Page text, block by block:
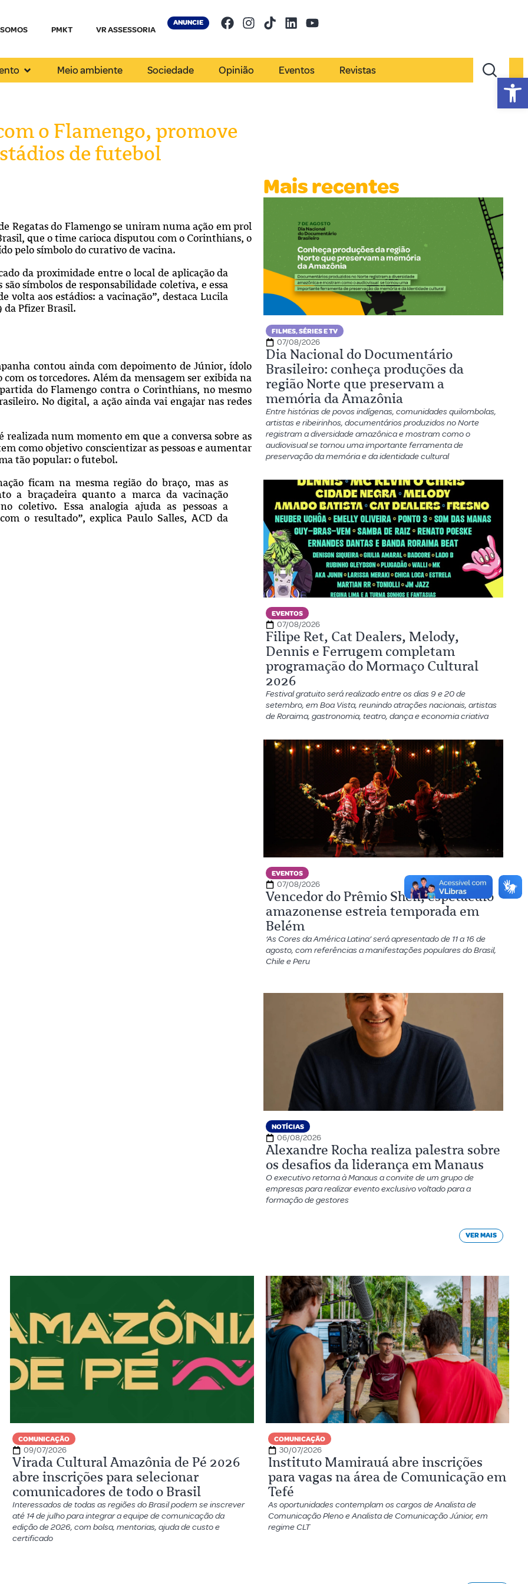
PMKT VR ASSESSORIA
ANUNCIE
Meio ambiente Sociedade Opinião Eventos Revistas
o Flamengo, promove
de futebol
Regatas do Flamengo se uniram numa ação em prol
que o time carioca disputou com o Corinthians, o
pelo símbolo do curativo de vacina.
da proximidade entre o local de aplicação da
símbolos de responsabilidade coletiva, e essa
volta aos estádios: a vacinação”, destaca Lucila
da Pfizer Brasil.
contou ainda com depoimento de Júnior, ídolo
os torcedores. Além da mensagem ser exibida na
do Flamengo contra o Corinthians, no mesmo
No digital, a ação ainda vai engajar nas redes
num momento em que a conversa sobre as
como objetivo conscientizar as pessoas e aumentar
tão popular: o futebol.
ficam na mesma região do braço, mas as
a braçadeira quanto a marca da vacinação
coletivo. Essa analogia ajuda as pessoas a
o resultado”, explica Paulo Salles, ACD da
Mais recentes
FILMES, SÉRIES E TV
07/08/2026
Dia Nacional do Documentário
Brasileiro: conheça produções da
região Norte que preservam a
memória da Amazônia
Entre histórias de povos indígenas, comunidades quilombolas,
artistas e ribeirinhos, documentários produzidos no Norte
registram a diversidade amazônica e mostram como o
audiovisual se tornou uma importante ferramenta de
preservação da memória e da identidade cultural
EVENTOS
07/08/2026
Filipe Ret, Cat Dealers, Melody,
Dennis e Ferrugem completam
programação do Mormaço Cultural
2026
Festival gratuito será realizado entre os dias 9 e 20 de
setembro, em Boa Vista, reunindo atrações nacionais, artistas
de Roraima, gastronomia, teatro, dança e economia criativa
EVENTOS
07/08/2026
Vencedor do Prêmio Shell, espetáculo
amazonense estreia temporada em
Belém
‘As Cores da América Latina’ será apresentado de 11 a 16 de
agosto, com referências a manifestações populares do Brasil,
Chile e Peru
NOTÍCIAS
06/08/2026
Alexandre Rocha realiza palestra sobre
os desafios da liderança em Manaus
O executivo retorna à Manaus a convite de um grupo de
empresas para realizar evento exclusivo voltado para a
formação de gestores
VER MAIS
COMUNICAÇÃO
09/07/2026
Virada Cultural Amazônia de Pé 2026
abre inscrições para selecionar
comunicadores de todo o Brasil
Interessados de todas as regiões do Brasil podem se inscrever
até 14 de julho para integrar a equipe de comunicação da
edição de 2026, com bolsa, mentorias, ajuda de custo e
certificado
COMUNICAÇÃO
30/07/2026
Instituto Mamirauá abre inscrições
para vagas na área de Comunicação em
Tefé
As oportunidades contemplam os cargos de Analista de
Comunicação Pleno e Analista de Comunicação Júnior, em
regime CLT